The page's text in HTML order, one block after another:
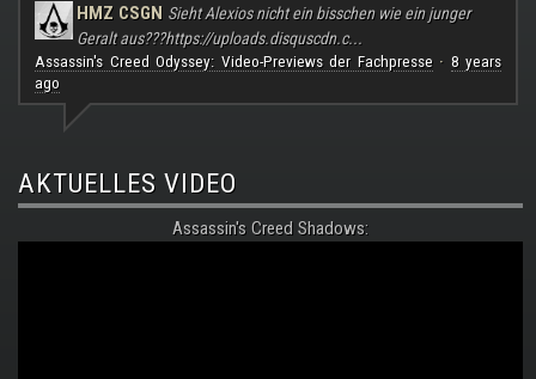
HMZ CSGN Sieht Alexios nicht ein bisschen wie ein junger
Geralt aus???https://uploads.disquscdn.c...
Assassin's Creed Odyssey: Video-Previews der Fachpresse· 8 years
ago
AKTUELLES VIDEO
Assassin's Creed Shadows: